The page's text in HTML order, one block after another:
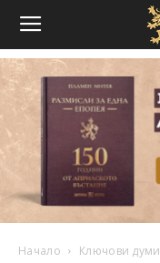
Начало Ключови думи